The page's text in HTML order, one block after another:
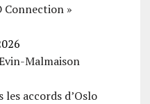
Connection »
Malmaison
accords d’Oslo